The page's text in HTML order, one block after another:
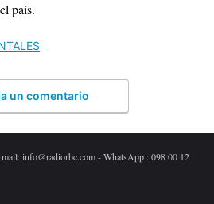
país.
un comentario
info@radiorbc.com - WhatsApp : 098 00 12